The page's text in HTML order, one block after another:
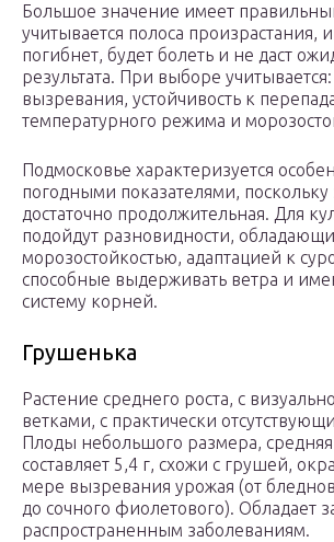
Большое значение имеет
учитывается полоса произрастания,
погибнет, будет болеть и не даст
результата. При выборе
вызревания, устойчивость к
температурного режима и
Подмосковье характеризуется
погодными показателями, поскольку
достаточно продолжительная. Для
подойдут разновидности,
морозостойкостью, адаптацией к
способные выдерживать ветра и
систему корней.
Грушенька
Растение среднего роста, с
ветками, с практически
Плоды небольшого размера, средняя
составляет 5,4 г, схожи с грушей,
мере вызревания урожая (от
до сочного фиолетового). Обладает
распространенным заболеваниям.